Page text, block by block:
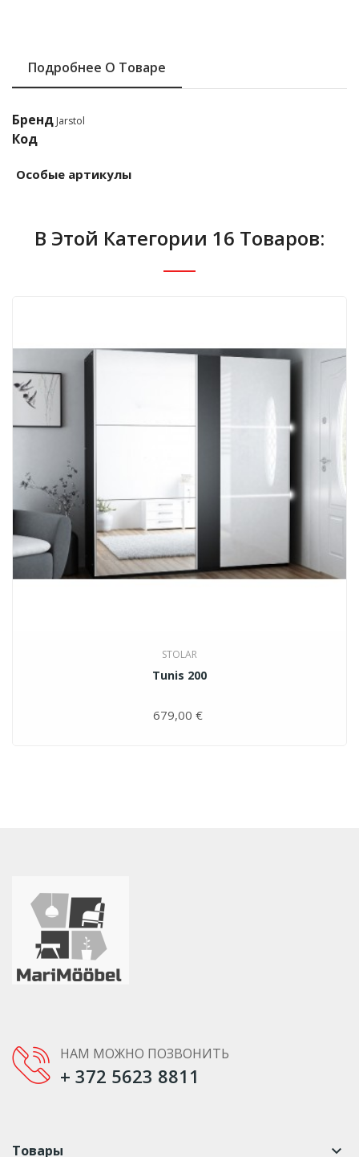
Подробнее О Товаре
Бренд Jarstol
Код
Особые артикулы
В Этой Категории 16 Товаров:
STOLAR
Tunis 200
679,00 €
НАМ МОЖНО ПОЗВОНИТЬ
+ 372 5623 8811
Товары keyboard_arrow_down